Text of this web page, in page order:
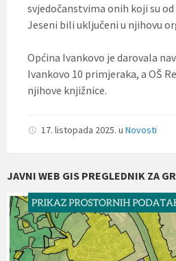
svjedočanstvima onih koji su
Jeseni bili uključeni u njihovu
Općina Ivankovo je darovala
Ivankovo 10 primjeraka, a OŠ
njihove knjižnice.
17. listopada 2025. u Novosti
JAVNI WEB GIS PREGLEDNIK ZA